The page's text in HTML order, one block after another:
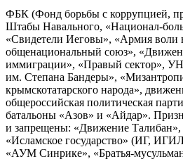
ФБК (Фонд борьбы с коррупцией,
Штабы Навального, «Национал-
«Свидетели Иеговы», «Армия воли
общенациональный союз»,
иммиграции», «Правый сектор»,
им. Степана Бандеры»,
крымскотатарского народа»,
общероссийская политическая
батальоны «Азов» и «Айдар».
и запрещены: «Движение Талибан»,
«Исламское государство» (ИГ,
«АУМ Синрике», «Братья-